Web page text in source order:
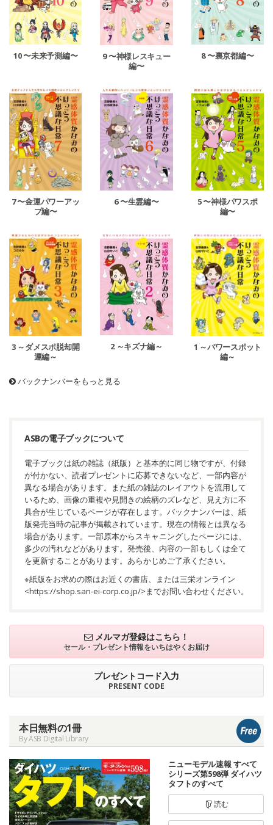
10 〜未来予測編〜
9 〜神様レスキュー
編〜
8 〜裏京都編〜
7 〜金運パワーアッ
プ編〜
6 〜生霊編〜
5 〜神様パワスポ
編〜
3 ～ダメスポ脱却開
運編～
2 ～キズナ編～
1 ～パワースポット
編～
バックナンバーをもっと見る
ASBの電子ブックについて
電子ブックは紙の雑誌（紙版）と基本的に同じ物ですが、付録
が付かない、読者プレゼントに応募できないなど、一部内容が
異なる場合があります。また紙の雑誌のレイアウトを流用して
いるため、画像の重複や見開きの絵柄のズレなど、見え方に不
具合が生じているページが存在します。バックナンバーは、紙
版発売当時の記事が掲載されています。現在の情報とは異なる
場合があります。一部原本からスキャニングしたページには、
多少の汚れなどがあります。発売後、内容の一部もしくは全て
を更新することがあります。あらかじめご了承ください。
※紙版をお求めの際はお近くの書店、または三栄オンライン
<https://shop.san-ei-corp.co.jp/>までお問い合わせください。
メルマガ登録はこちら！
セール・プレゼント情報をいちはやくお届け
プレゼントコード入力
PRESENT CODE
本日無料の1冊
By ASB Digital Library
ニューモデル速報 すべて
シリーズ第598弾 ダイハツ
タフトのすべて
読む